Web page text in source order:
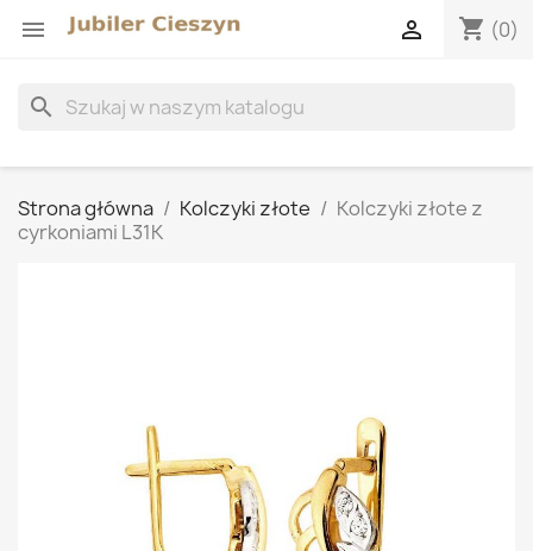
 shopping_cart (0)

search
Strona główna Kolczyki złote
Kolczyki złote z
cyrkoniami L31K